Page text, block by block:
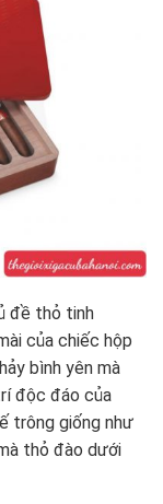
đề thỏ tinh
của chiếc hộp
bình yên mà
độc đáo của
trông giống như
thỏ đào dưới